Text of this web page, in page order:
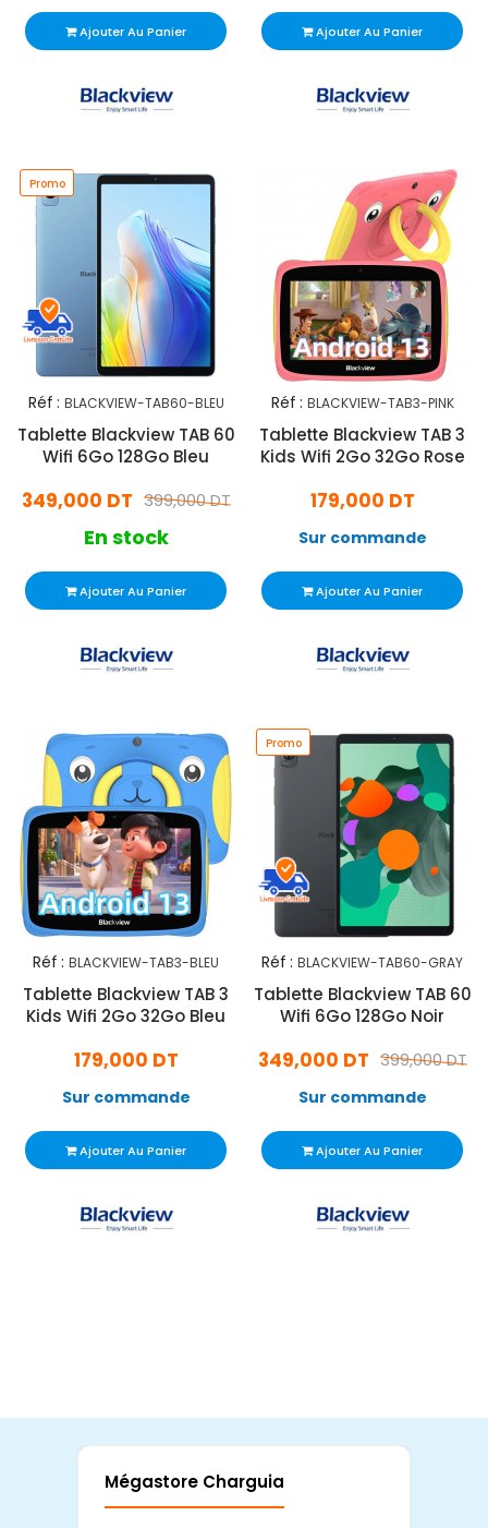
Ajouter Au Panier Ajouter Au Panier
Promo
Réf : BLACKVIEW-TAB60-BLEU
Tablette Blackview TAB 60
Wifi 6Go 128Go Bleu
399,000 DT
349,000 DT
En stock
Ajouter Au Panier
Réf : BLACKVIEW-TAB3-PINK
Tablette Blackview TAB 3
Kids Wifi 2Go 32Go Rose
179,000 DT
Sur commande
Ajouter Au Panier
Réf : BLACKVIEW-TAB3-BLEU
Tablette Blackview TAB 3
Kids Wifi 2Go 32Go Bleu
179,000 DT
Sur commande
Ajouter Au Panier
Promo
Réf : BLACKVIEW-TAB60-GRAY
Tablette Blackview TAB 60
Wifi 6Go 128Go Noir
399,000 DT
349,000 DT
Sur commande
Ajouter Au Panier
Mégastore Charguia